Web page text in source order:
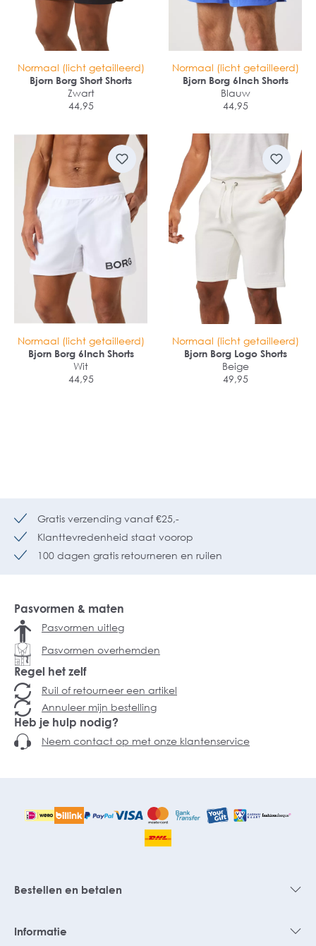
Normaal (licht getailleerd)
Bjorn Borg Short Shorts
Zwart
44,95
Normaal (licht getailleerd)
Bjorn Borg 6Inch Shorts
Blauw
44,95
Normaal (licht getailleerd)
Bjorn Borg 6Inch Shorts
Wit
44,95
Normaal (licht getailleerd)
Bjorn Borg Logo Shorts
Beige
49,95
Gratis verzending vanaf €25,-
Klanttevredenheid staat voorop
100 dagen gratis retourneren en ruilen
Pasvormen & maten
Pasvormen uitleg
Pasvormen overhemden
Regel het zelf
Ruil of retourneer een artikel
Annuleer mijn bestelling
Heb je hulp nodig?
Neem contact op met onze klantenservice
Bestellen en betalen
Informatie